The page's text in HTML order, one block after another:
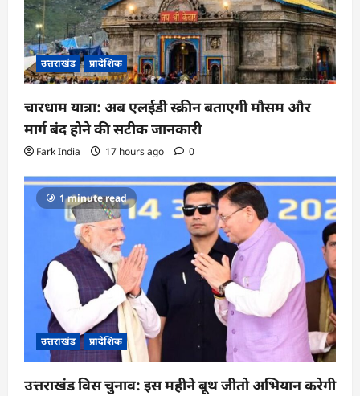
उत्तराखंड प्रादेशिक
चारधाम यात्रा: अब एलईडी स्क्रीन बताएगी मौसम और
मार्ग बंद होने की सटीक जानकारी
Fark India 17 hours ago 0
1 minute read
उत्तराखंड प्रादेशिक
उत्तराखंड विस चुनाव: इस महीने बूथ जीतो अभियान करेगी